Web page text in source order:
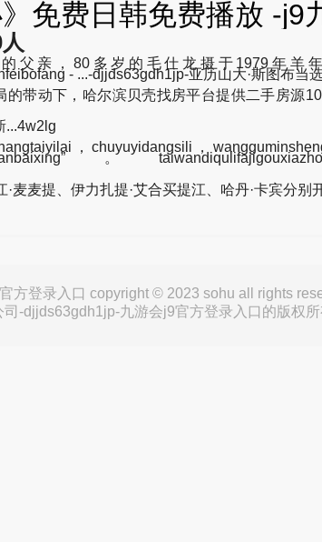
免费日韩免费播放 -j9
，80多岁的毛仕龙摄于1979年羊年
- ...-djjds63gdh1jp-亚历山大·斯图布当
动下，哈尔滨贝壳找房平台提供二手房源
...4w2lg
，chuyuyidangsili，
。
提、伊力扎提·艾合买提江、哈丹·卡宾分别
方登录入口 copyright © 2023 sohu all rights
司-djjds63gdh1jp-九游会j9官方登录入口的版权